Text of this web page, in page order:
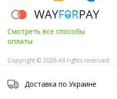
Смотреть все способы
оплаты
Copyright © 2026-All rights reserved.
Доставка по Украине